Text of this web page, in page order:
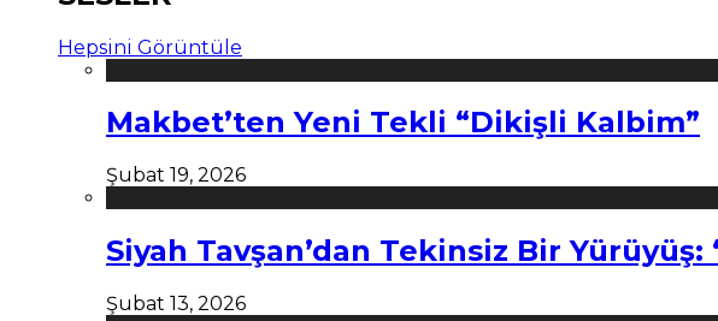
Hepsini Görüntüle
Makbet’ten Yeni Tekli “Dikişli Kalbim”
Şubat 19, 2026
Siyah Tavşan’dan Tekinsiz Bir
Şubat 13, 2026